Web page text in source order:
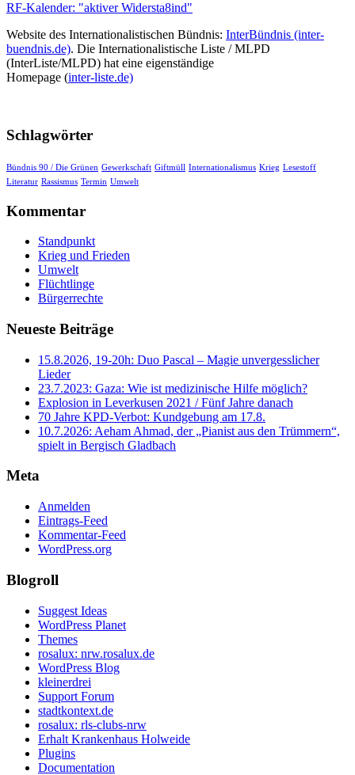
RF-Kalender: "aktiver Widersta8ind"
Website des Internationalistischen Bündnis: InterBündnis (inter-
buendnis.de). Die Internationalistische Liste / MLPD
(InterListe/MLPD) hat eine eigenständige
Homepage (inter-liste.de)
Schlagwörter
Bündnis 90 / Die Grünen Gewerkschaft Giftmüll Internationalismus Krieg Lesestoff
Literatur Rassismus Termin Umwelt
Kommentar
Standpunkt
Krieg und Frieden
Umwelt
Flüchtlinge
Bürgerrechte
Neueste Beiträge
15.8.2026, 19-20h: Duo Pascal – Magie unvergesslicher
Lieder
23.7.2023: Gaza: Wie ist medizinische Hilfe möglich?
Explosion in Leverkusen 2021 / Fünf Jahre danach
70 Jahre KPD‑Verbot: Kundgebung am 17.8.
10.7.2026: Aeham Ahmad, der „Pianist aus den Trümmern“,
spielt in Bergisch Gladbach
Meta
Anmelden
Eintrags-Feed
Kommentar-Feed
WordPress.org
Blogroll
Suggest Ideas
WordPress Planet
Themes
rosalux: nrw.rosalux.de
WordPress Blog
kleinerdrei
Support Forum
stadtkontext.de
rosalux: rls-clubs-nrw
Erhalt Krankenhaus Holweide
Plugins
Documentation